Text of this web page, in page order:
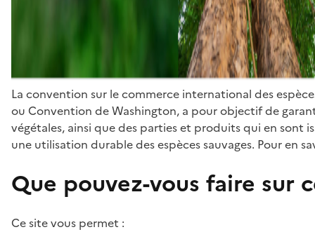
La convention sur le commerce international des
ou Convention de Washington, a pour objectif de
végétales, ainsi que des parties et produits qui en sont
une utilisation durable des espèces sauvages. Pour en
Que pouvez-vous faire sur
Ce site vous permet :